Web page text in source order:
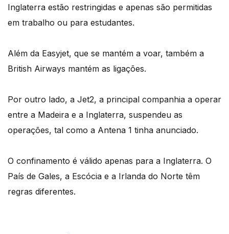
Inglaterra estão restringidas e apenas são permitidas
em trabalho ou para estudantes.
Além da Easyjet, que se mantém a voar, também a
British Airways mantém as ligações.
Por outro lado, a Jet2, a principal companhia a operar
entre a Madeira e a Inglaterra, suspendeu as
operações, tal como a Antena 1 tinha anunciado.
O confinamento é válido apenas para a Inglaterra. O
País de Gales, a Escócia e a Irlanda do Norte têm
regras diferentes.